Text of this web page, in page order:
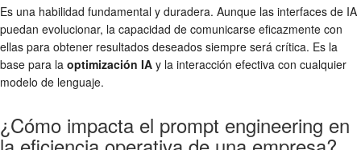
Es una habilidad fundamental y duradera. Aunque las interfaces de IA
puedan evolucionar, la capacidad de comunicarse eficazmente con
ellas para obtener resultados deseados siempre será crítica. Es la
base para la optimización IA y la interacción efectiva con cualquier
modelo de lenguaje.
¿Cómo impacta el prompt engineering en